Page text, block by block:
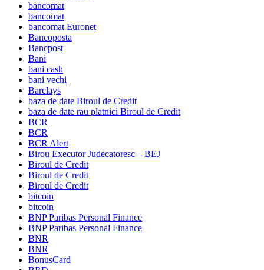
bancomat
bancomat
bancomat Euronet
Bancoposta
Bancpost
Bani
bani cash
bani vechi
Barclays
baza de date Biroul de Credit
baza de date rau platnici Biroul de Credit
BCR
BCR
BCR Alert
Birou Executor Judecatoresc – BEJ
Biroul de Credit
Biroul de Credit
Biroul de Credit
bitcoin
bitcoin
BNP Paribas Personal Finance
BNP Paribas Personal Finance
BNR
BNR
BonusCard